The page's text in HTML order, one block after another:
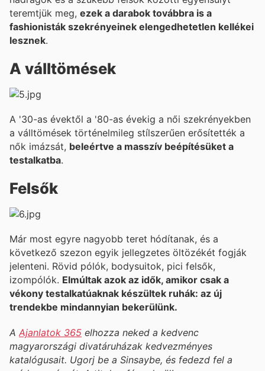
teremtjük meg, ezek a darabok továbbra is a
fashionisták szekrényeinek elengedhetetlen kellékei
lesznek.
A válltömések
A '30-as évektől a '80-as évekig a női szekrényekben
a válltömések történelmileg stílszerűen erősítették a
nők imázsát, beleértve a masszív beépítésüket a
testalkatba.
Felsők
Már most egyre nagyobb teret hódítanak, és a
következő szezon egyik jellegzetes öltözékét fogják
jelenteni. Rövid pólók, bodysuitok, pici felsők,
izompólók. Elmúltak azok az idők, amikor csak a
vékony testalkatúaknak készültek ruhák: az új
trendekbe mindannyian bekerülünk.
A Ajanlatok 365 elhozza neked a kedvenc
magyarországi divatáruházak kedvezményes
katalógusait. Ugorj be a Sinsaybe, és fedezd fel a